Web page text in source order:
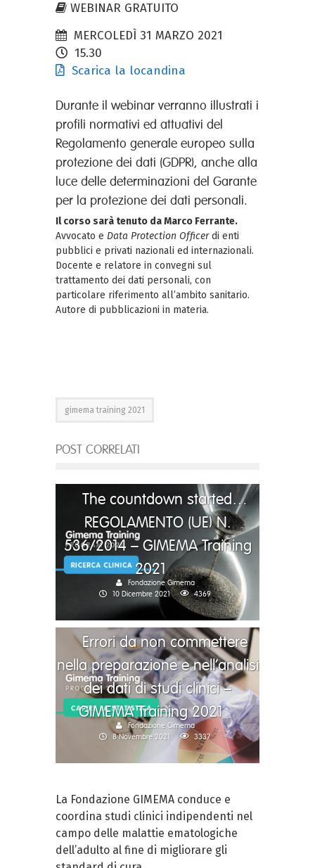
WEBINAR GRATUITO
MERCOLEDÌ 31 MARZO 2021
15.30
Scarica la locandina
Durante il webinar verranno illustrati i
profili normativi ed attuativi del
Regolamento generale europeo sulla
protezione dei dati (GDPR), anche alla
luce delle determinazioni del Garante
per la protezione dei dati personali.
Il corso sarà tenuto da Marco Ferrante.
Avvocato e Data Protection Officerdi enti
pubblici e privati nazionali ed internazionali.
Docente e relatore in convegni sul
trattamento dei dati personali, con
particolare riferimento all’ambito sanitario.
Autore di pubblicazioni in materia.
gimema training 2021
POST CORRELATI
The countdown started…
REGOLAMENTO (UE) N.
536/2014 – GIMEMA Training
2021
Fondazione Gimema
10 Dicembre 2021
4369
Errori da non commettere
nella preparazione e nell’analisi
dei dati di studi clinici –
GIMEMA Training 2021
Fondazione Gimema
8 Novembre 2021
3337
La Fondazione GIMEMA conduce e
coordina studi clinici indipendenti nel
campo delle malattie ematologiche
dell’adulto al fine di migliorare gli